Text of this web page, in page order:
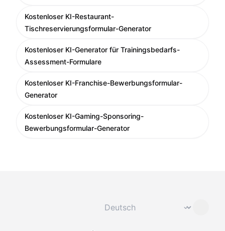
Kostenloser KI-Restaurant-
Tischreservierungsformular-Generator
Kostenloser KI-Generator für Trainingsbedarfs-
Assessment-Formulare
Kostenloser KI-Franchise-Bewerbungsformular-
Generator
Kostenloser KI-Gaming-Sponsoring-
Bewerbungsformular-Generator
⌄